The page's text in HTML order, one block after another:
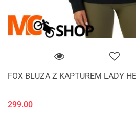
FOX BLUZA Z KAPTUREM LADY
299.00